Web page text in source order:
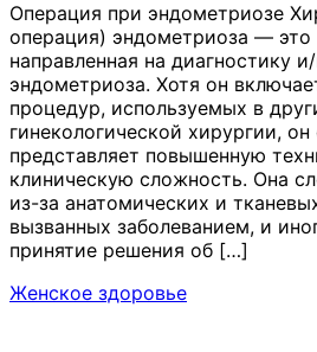
Операция при эндометриозе
операция) эндометриоза — это
направленная на диагностику
эндометриоза. Хотя он
процедур, используемых в
гинекологической хирургии,
представляет повышенную
клиническую сложность. Она
из-за анатомических и
вызванных заболеванием, и
принятие решения об […]
Женское здоровье